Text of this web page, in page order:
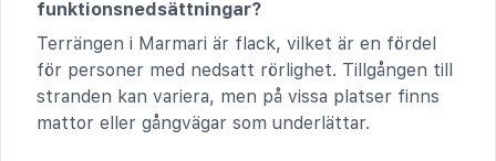
funktionsnedsättningar?
Terrängen i Marmari är flack, vilket är en fördel
för personer med nedsatt rörlighet. Tillgången till
stranden kan variera, men på vissa platser finns
mattor eller gångvägar som underlättar.